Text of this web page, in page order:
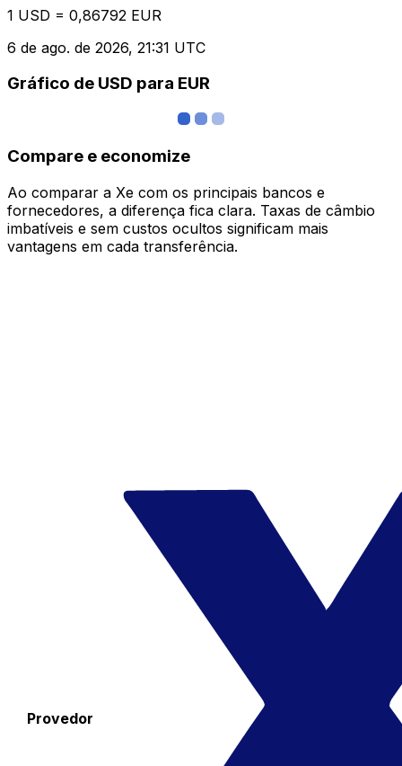
1 USD = 0,86792 EUR
6 de ago. de 2026, 21:31 UTC
Gráfico de USD para EUR
Compare e economize
Ao comparar a Xe com os principais bancos e
fornecedores, a diferença fica clara. Taxas de câmbio
imbatíveis e sem custos ocultos significam mais
vantagens em cada transferência.
Provedor